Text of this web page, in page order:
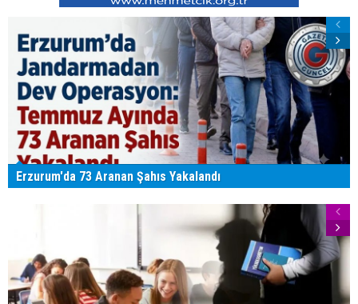
Erzurum'da 73 Aranan Şahıs Yakalandı